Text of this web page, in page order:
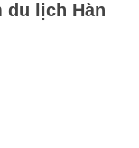
du lịch Hàn